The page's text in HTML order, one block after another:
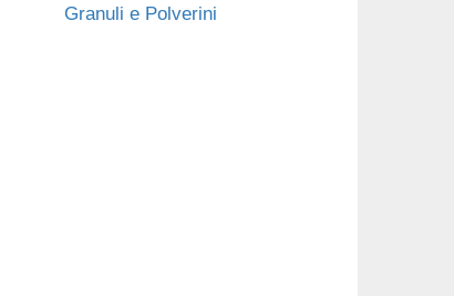
Granuli e Polverini